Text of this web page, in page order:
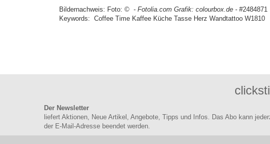
Bildernachweis: Foto: © - Fotolia.com Grafik: colourbox.de - #2484871
Keywords: Coffee Time Kaffee Küche Tasse Herz Wandtattoo W1810
Der Newsletter
liefert Aktionen, Neue Artikel, Angebote, Tipps und Infos. Das Abo kann
der E-Mail-Adresse beendet werden.